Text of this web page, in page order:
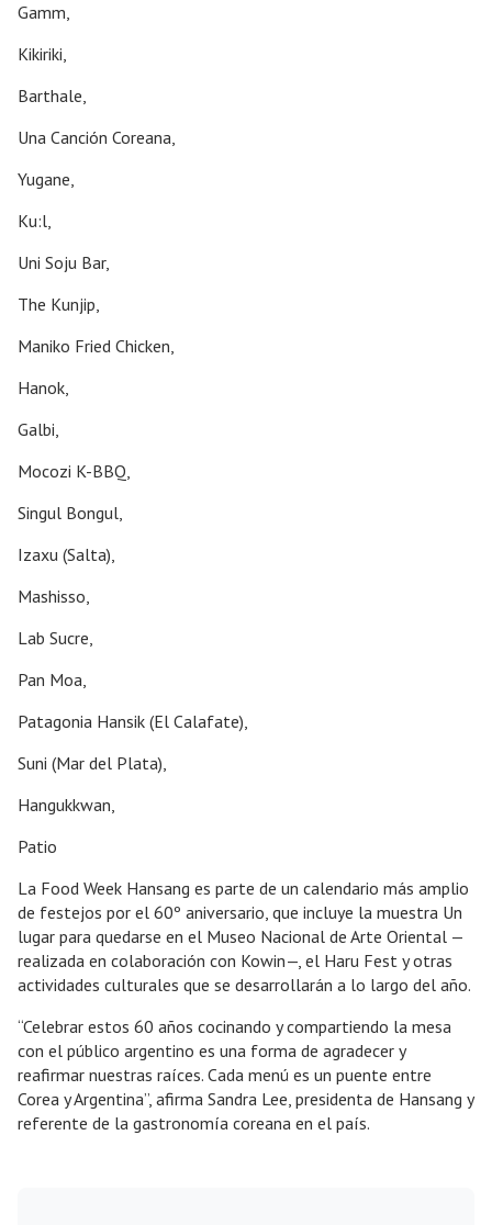
Gamm,
Kikiriki,
Barthale,
Una Canción Coreana,
Yugane,
Ku:l,
Uni Soju Bar,
The Kunjip,
Maniko Fried Chicken,
Hanok,
Galbi,
Mocozi K-BBQ,
Singul Bongul,
Izaxu (Salta),
Mashisso,
Lab Sucre,
Pan Moa,
Patagonia Hansik (El Calafate),
Suni (Mar del Plata),
Hangukkwan,
Patio
La Food Week Hansang es parte de un calendario más amplio
de festejos por el 60º aniversario, que incluye la muestra Un
lugar para quedarse en el Museo Nacional de Arte Oriental —
realizada en colaboración con Kowin—, el Haru Fest y otras
actividades culturales que se desarrollarán a lo largo del año.
“Celebrar estos 60 años cocinando y compartiendo la mesa
con el público argentino es una forma de agradecer y
reafirmar nuestras raíces. Cada menú es un puente entre
Corea y Argentina”, afirma Sandra Lee, presidenta de Hansang y
referente de la gastronomía coreana en el país.